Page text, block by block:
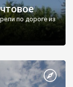
по дороге из